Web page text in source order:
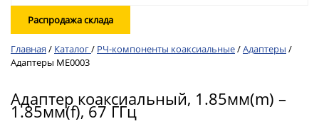
Распродажа склада
Главная / Каталог/ РЧ-компоненты коаксиальные/Адаптеры /
Адаптеры ME0003
Адаптер коаксиальный, 1.85мм(m) –
1.85мм(f), 67 ГГц